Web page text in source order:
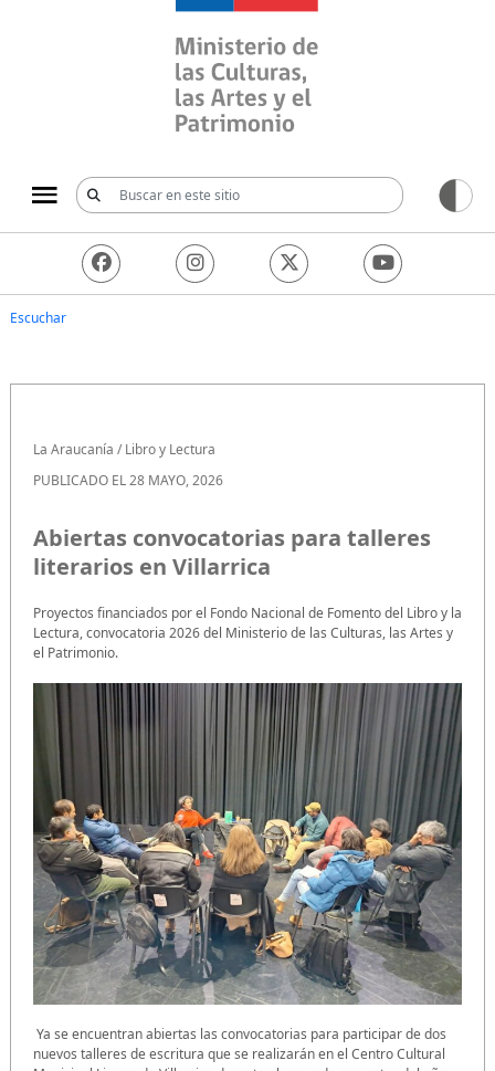
Ministerio de las
Escuchar
La Araucanía /Libro y Lectura
PUBLICADO EL 28 MAYO, 2026
Abiertas convocatorias para talleres
literarios en Villarrica
Proyectos financiados por el Fondo Nacional de Fomento del Libro y la
Lectura, convocatoria 2026 del Ministerio de las Culturas, las Artes y
el Patrimonio.
Ya se encuentran abiertas las convocatorias para participar de dos
nuevos talleres de escritura que se realizarán en el Centro Cultural